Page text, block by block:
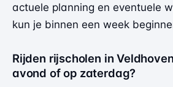
actuele planning en eventuele
kun je binnen een week
Rijden rijscholen in
avond of op zaterdag?